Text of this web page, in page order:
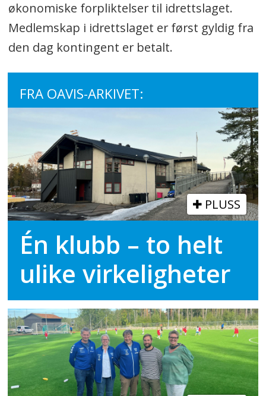
økonomiske forpliktelser til idrettslaget.
Medlemskap i idrettslaget er først gyldig fra
den dag kontingent er betalt.
FRA OAVIS-ARKIVET:
PLUSS
Én klubb – to helt
ulike virkeligheter